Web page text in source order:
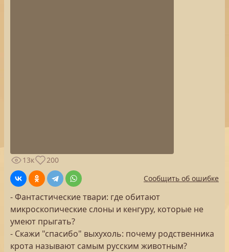
13к
200
Сообщить об ошибке
- Фантастические твари: где обитают
микроскопические слоны и кенгуру, которые не
умеют прыгать?
- Скажи "спасибо" выхухоль: почему родственника
крота называют самым русским животным?